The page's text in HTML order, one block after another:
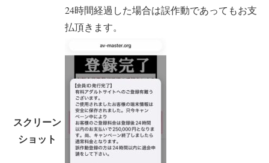
24時間経過した場合は誤作動であってもお支
払頂きます。
スクリーン
ショット